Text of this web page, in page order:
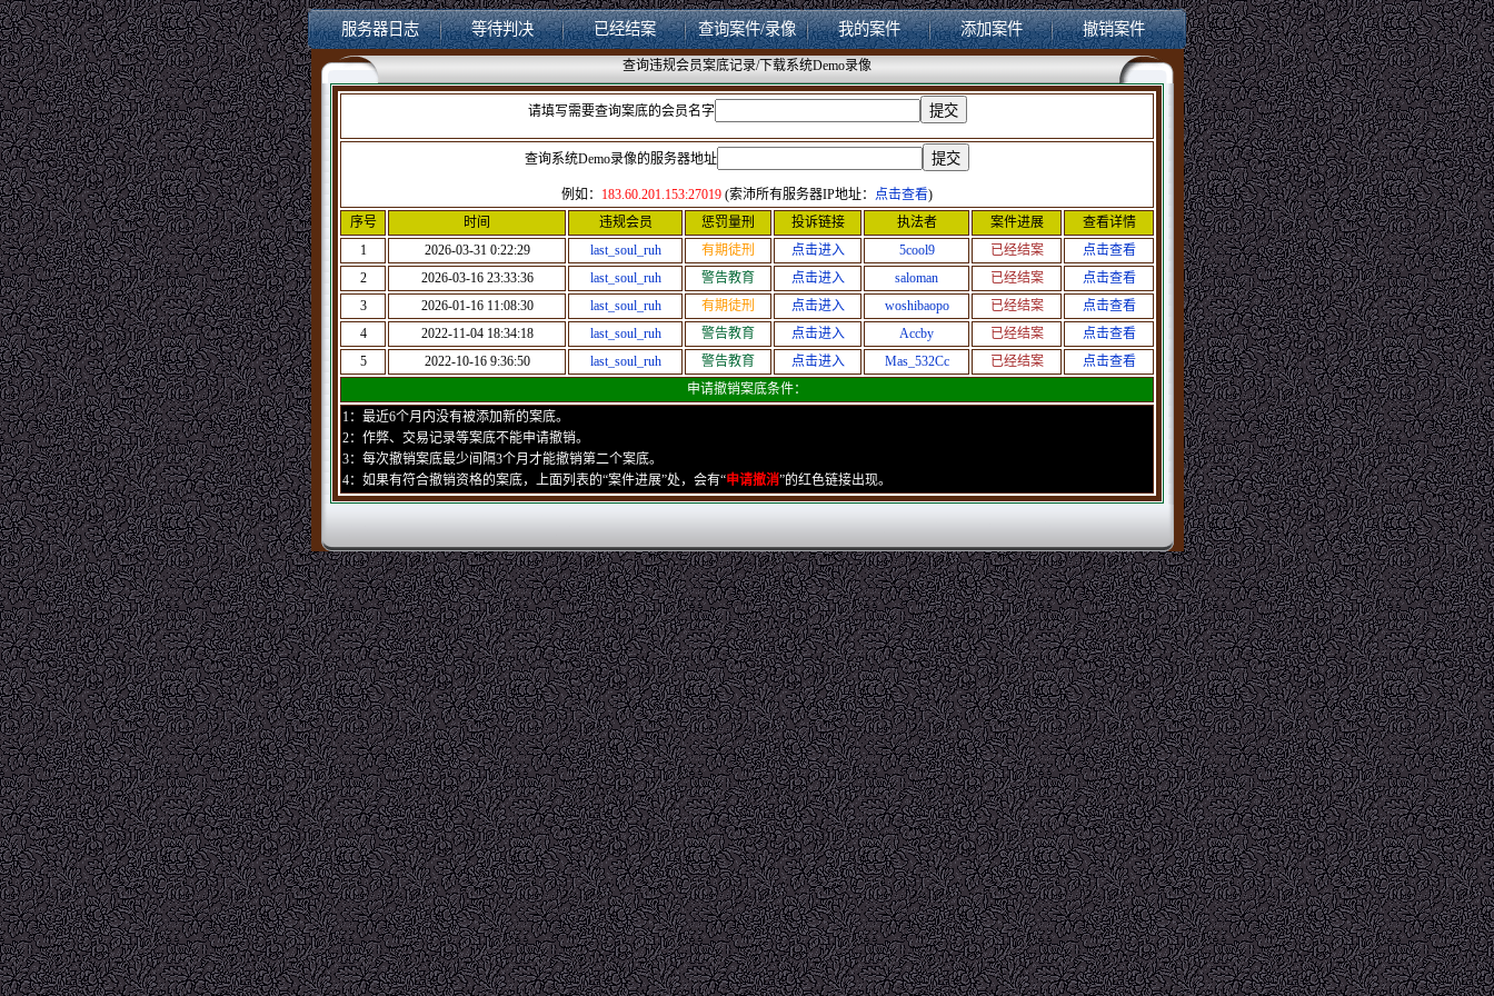
服务器日志 等待判决 已经结案 查询案件/录像 我的案件 添加案件 撤销案件
查询违规会员案底记录/下载系统Demo录像
请填写需要查询案底的会员名字
查询系统Demo录像的服务器地址
例如： 183.60.201.153:27019 (索沛所有服务器IP地址： 点击查看)
序号
时间 违规会员 惩罚量刑 投诉链接 执法者 案件进展
查看详情
1
2026-03-31 0:22:29 last_soul_ruh 有期徒刑 点击进入 5cool9 已经结案
点击查看
2
2026-03-16 23:33:36 last_soul_ruh 警告教育 点击进入 saloman 已经结案
点击查看
3
2026-01-16 11:08:30 last_soul_ruh 有期徒刑 点击进入 woshibaopo 已经结案
点击查看
4
2022-11-04 18:34:18 last_soul_ruh 警告教育 点击进入 Accby 已经结案
点击查看
5
2022-10-16 9:36:50 last_soul_ruh 警告教育 点击进入 Mas_532Cc 已经结案
点击查看
申请撤销案底条件：
1：最近6个月内没有被添加新的案底。
2：作弊、交易记录等案底不能申请撤销。
3：每次撤销案底最少间隔3个月才能撤销第二个案底。
4：如果有符合撤销资格的案底，上面列表的“案件进展”处，会有“申请撤消”的红色链接出现。